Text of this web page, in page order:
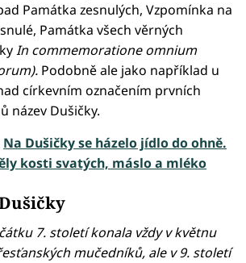
Památka zesnulých, Vzpomínka na
Památka všech věrných
In commemoratione omnium
Podobně ale jako například u
církevním označením prvních
název Dušičky.
Na Dušičky se házelo jídlo do ohně.
kosti svatých, máslo a mléko
7. století konala vždy v květnu
mučedníků, ale v 9. století